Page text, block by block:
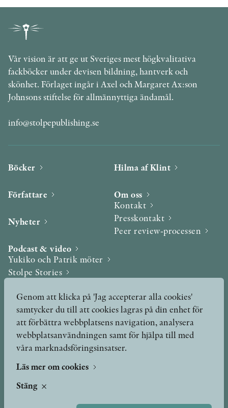
Vår vision är att ge ut Sveriges mest högkvalitativa
fackböcker under devisen bildning, hantverk och
skönhet. Förlaget ingår i Axel och Margaret Ax:son
Johnsons stiftelse för allmännyttiga ändamål.
info@stolpepublishing.se
Böcker
Författare
Nyheter
Podcast & video
Yukiko och Patrik möter
Stolpe Stories
Utmärkelser & Format
Utmärkelser
Övriga format
Hilma af Klint
Om oss
Kontakt
Presskontakt
Peer review-processen
Genom att klicka på 'Jag accepterar alla cookies'
samtycker du till att cookies lagras på din enhet för
att förbättra webbplatsens navigation, analysera
webbplatsanvändningen samt för hjälpa till med
våra marknadsföringsinsatser.
Läs mer om cookies
Stäng